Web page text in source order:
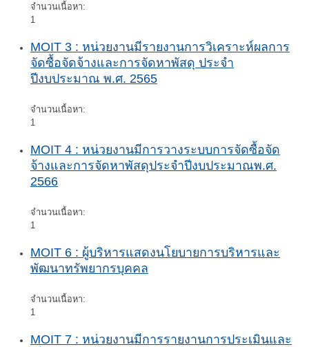
จำนวนเนื้อหา:
1
MOIT 3 : หน่วยงานมีรายงานการวิเคราะห์ผลการ
จัดซื้อจัดจ้างและการจัดหาพัสดุ ประจำ
ปีงบประมาณ พ.ศ. 2565
จำนวนเนื้อหา:
1
MOIT 4 : หน่วยงานมีการวางระบบการจัดซื้อจัด
จ้างและการจัดหาพัสดุประจำปีงบประมาณพ.ศ.
2566
จำนวนเนื้อหา:
1
MOIT 6 : ผู้บริหารแสดงนโยบายการบริหารและ
พัฒนาทรัพยากรบุคคล
จำนวนเนื้อหา:
1
MOIT 7 : หน่วยงานมีการรายงานการประเมินและ